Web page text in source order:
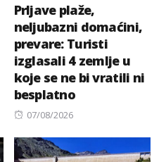
Prljave plaže,
neljubazni domaćini,
prevare: Turisti
izglasali 4 zemlje u
koje se ne bi vratili ni
besplatno
Posted
07/08/2026